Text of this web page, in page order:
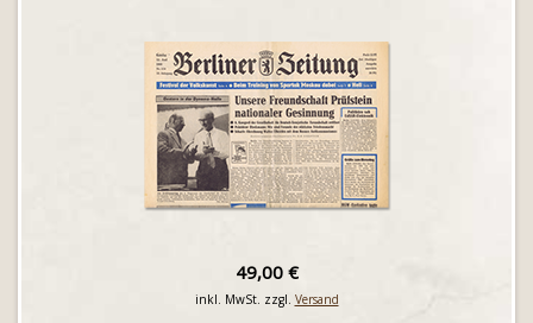
49,00 €
inkl. MwSt. zzgl. Versand